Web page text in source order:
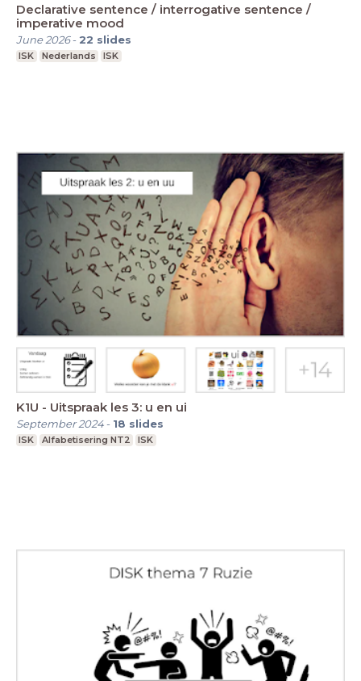
Declarative sentence / interrogative sentence /
imperative mood
June 2026- 22 slides
ISK Nederlands ISK
K1U - Uitspraak les 3: u en ui
September 2024- 18 slides
ISK Alfabetisering NT2 ISK